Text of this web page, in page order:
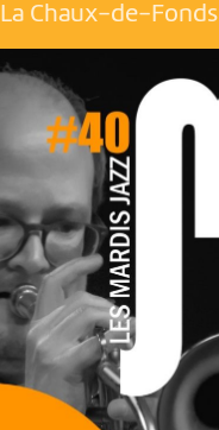
La Chaux-de-Fonds